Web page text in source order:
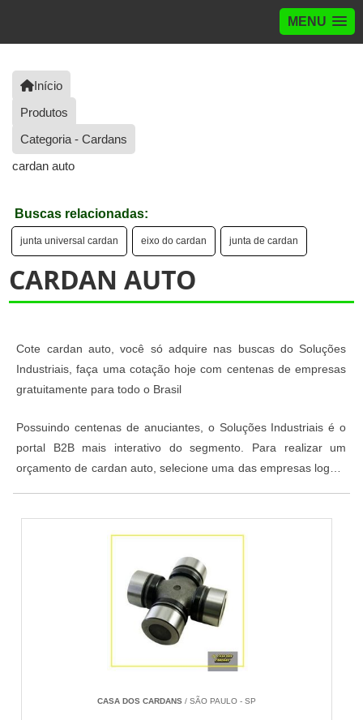
MENU
Início
Produtos
Categoria - Cardans
cardan auto
Buscas relacionadas:
junta universal cardan eixo do cardan junta de cardan
CARDAN AUTO
Cote cardan auto, você só adquire nas buscas do Soluções
Industriais, faça uma cotação hoje com centenas de empresas
gratuitamente para todo o Brasil
Possuindo centenas de anuciantes, o Soluções Industriais é o
portal B2B mais interativo do segmento. Para realizar um
orçamento de cardan auto, selecione uma das empresas logo a
CASA DOS CARDANS / SÃO PAULO - SP